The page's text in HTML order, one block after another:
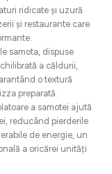
ridicate și uzură
și restaurante care
samota, dispuse
a căldurii,
o textură
preparată.
a samotei ajută
reducând pierderile
de energie, un
a oricărei unități